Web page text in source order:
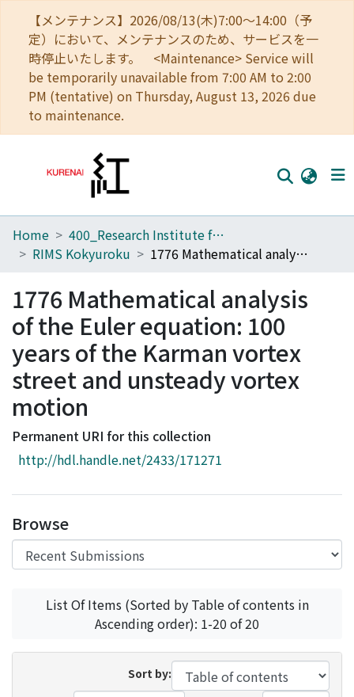
【メンテナンス】2026/08/13(木)7:00～14:00（予
定）において、メンテナンスのため、サービスを一
時停止いたします。 <Maintenance> Service will
be temporarily unavailable from 7:00 AM to 2:00
PM (tentative) on Thursday, August 13, 2026 due
to maintenance.
Home
Browse
Download Ranking
Access Statistics
Library Network
Home
400_Research Institute for Mathematical Sciences
RIMS Kokyuroku
1776 Mathematical analysis of the Euler equation: 100 years of the Karman vortex street and unsteady vortex motion
1776 Mathematical analysis
of the Euler equation: 100
years of the Karman vortex
street and unsteady vortex
motion
Permanent URI for this collection
http://hdl.handle.net/2433/171271
Browse
List Of Items (Sorted by Table of contents in
Ascending order): 1-20 of 20
Sort by: